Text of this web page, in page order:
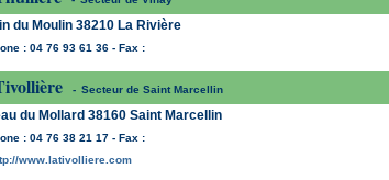
du Moulin 38210 La Rivière
: 04 76 93 61 36 - Fax :
- Secteur de Saint Marcellin
du Mollard 38160 Saint Marcellin
: 04 76 38 21 17 - Fax :
www.lativolliere.com